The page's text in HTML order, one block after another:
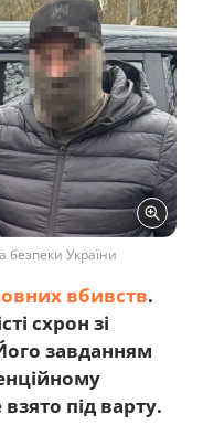
безпеки України
вбивств.
схрон зі
завданням
під варту.